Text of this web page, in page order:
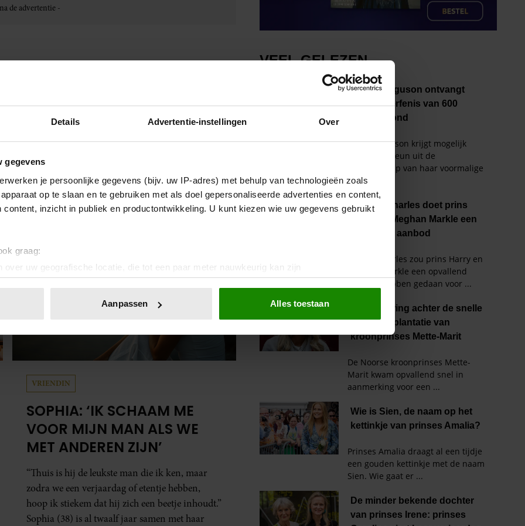
Details Advertentie-instellingen Over
gegevens
je persoonlijke gegevens (bijv. uw IP-adres) met behulp van technologieën zoals
op te slaan en te gebruiken met als doel gepersonaliseerde advertenties en content,
content, inzicht in publiek en productontwikkeling. U kunt kiezen wie uw gegevens gebruikt
graag:
over uw geografische locatie, die tot een paar meter nauwkeurig kan zijn
door het actief te scannen op specifieke eigenschappen (fingerprinting)
of intrekken in de Cookieverklaring.
en advertenties te personaliseren, om functies voor social media te bieden en om ons
Ook delen we informatie over uw gebruik van onze site met onze partners voor social
Deze partners kunnen deze gegevens combineren met andere informatie die u aan ze heeft
op basis van uw gebruik van hun services. U gaat akkoord met onze cookies als u
Aanpassen Alles toestaan
Royalty
VRIENDIN
SOPHIA: ‘IK SCHAAM ME
VOOR MIJN MAN ALS WE
MET ANDEREN ZIJN’
“Thuis is hij de leukste man die ik ken, maar
zodra we een verjaardag of etentje hebben,
hoop ik stiekem dat hij zich een beetje inhoudt.”
Sophia (38) is al twaalf jaar samen met haar